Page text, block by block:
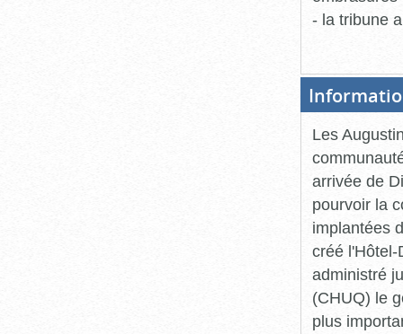
- la tribune
Les
arrivée de
pourvoir la
implantées
créé l'Hôtel-
administré
(CHUQ) le
plus